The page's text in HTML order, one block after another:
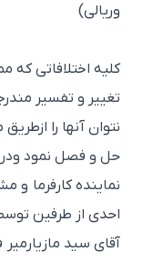
وریالی)
کلیه اختلافاتی که ممکن
تغییر و تفسیر
نتوان آنها را ازطریق
حل و فصل نمود ودر
نماینده کارفرما و
احدی از طرفین توسط
آقای سید مازیارمیر